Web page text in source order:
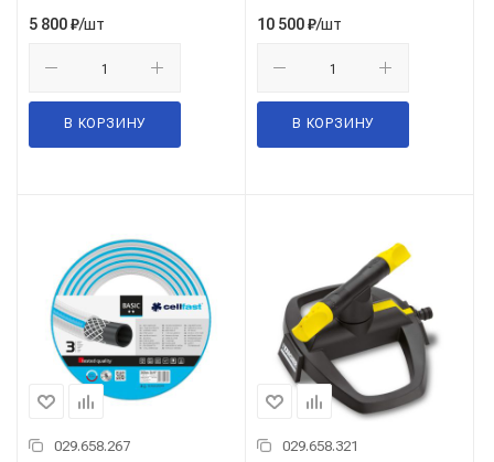
5 800₽/шт
В КОРЗИНУ
10 500₽/шт
В КОРЗИНУ
029.658.267 029.658.321